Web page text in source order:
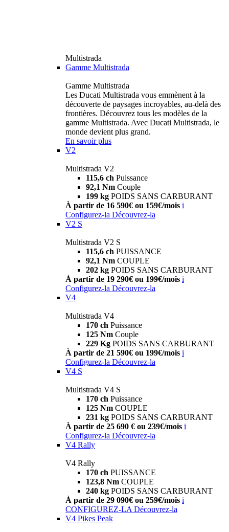
Multistrada
Gamme Multistrada
Gamme Multistrada
Les Ducati Multistrada vous emmènent à la
découverte de paysages incroyables, au-delà des
frontières. Découvrez tous les modèles de la
gamme Multistrada. Avec Ducati Multistrada, le
monde devient plus grand.
En savoir plus
V2
Multistrada V2
115,6 ch Puissance
92,1 Nm Couple
199 kg POIDS SANS CARBURANT
À partir de 16 590€ ou 159€/mois i
Configurez-la Découvrez-la
V2 S
Multistrada V2 S
115,6 ch PUISSANCE
92,1 Nm COUPLE
202 kg POIDS SANS CARBURANT
À partir de 19 290€ ou 199€/mois i
Configurez-la Découvrez-la
V4
Multistrada V4
170 ch Puissance
125 Nm Couple
229 Kg POIDS SANS CARBURANT
À partir de 21 590€ ou 199€/mois i
Configurez-la Découvrez-la
V4 S
Multistrada V4 S
170 ch Puissance
125 Nm COUPLE
231 kg POIDS SANS CARBURANT
À partir de 25 690 € ou 239€/mois i
Configurez-la Découvrez-la
V4 Rally
V4 Rally
170 ch PUISSANCE
123,8 Nm COUPLE
240 kg POIDS SANS CARBURANT
À partir de 29 090€ ou 259€/mois i
CONFIGUREZ-LA Découvrez-la
V4 Pikes Peak